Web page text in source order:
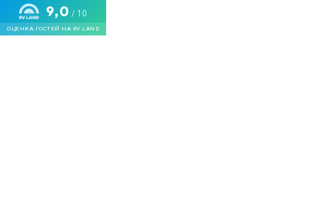
9,0 / 10
ОЦЕНКА ГОСТЕЙ НА RV LAND